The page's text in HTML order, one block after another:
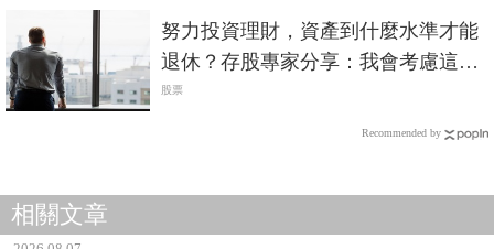
努力投資理財，資產到什麼水準才能
退休？存股專家分享：我會考慮這2
件事
股票
Recommended by
相關文章